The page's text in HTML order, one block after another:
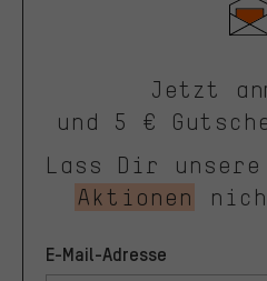
Jetzt
und 5 €
Lass Dir unsere
Aktionen
E-Mail-Adresse